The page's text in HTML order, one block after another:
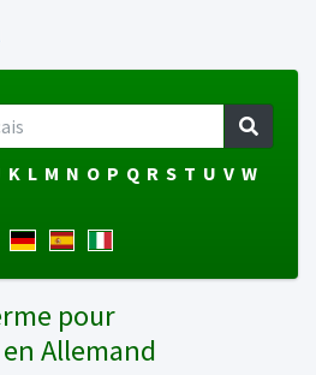
K L M N O P Q R S T U V W
pour
Allemand